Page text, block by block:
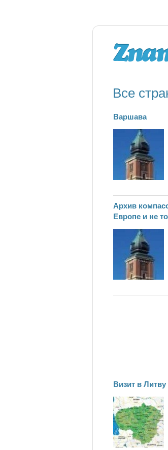
Все
Варшава
Архив
Европе и не
Визит в Литву